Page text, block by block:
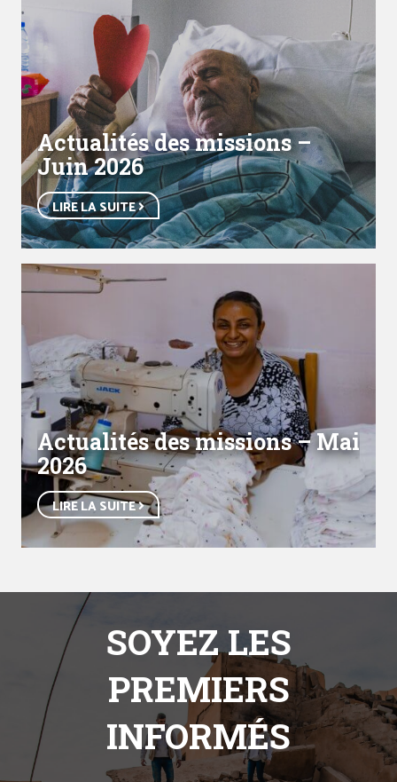
Actualités des missions –
Juin 2026
LIRE LA SUITE
Actualités des missions – Mai
2026
LIRE LA SUITE
SOYEZ LES
PREMIERS
INFORMÉS